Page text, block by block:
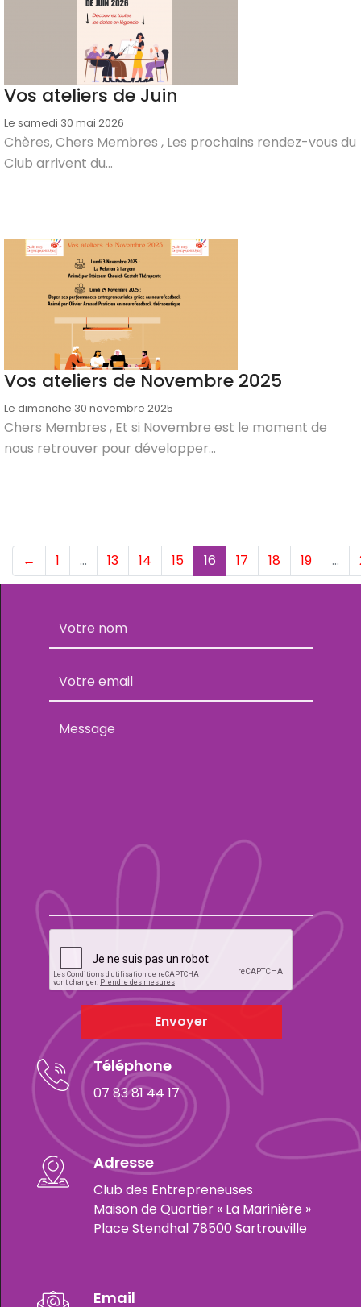
Vos ateliers de Juin
Le samedi 30 mai 2026
Chères, Chers Membres , Les prochains rendez-vous du
Club arrivent du...
Vos ateliers de Novembre 2025
Le dimanche 30 novembre 2025
Chers Membres , Et si Novembre est le moment de
nous retrouver pour développer...
← 1 … 13 14 15 16 (current)
17 18 19 …
Envoyer
Téléphone
07 83 81 44 17
Adresse
Club des Entrepreneuses
Maison de Quartier « La Marinière »
Place Stendhal 78500 Sartrouville
Email